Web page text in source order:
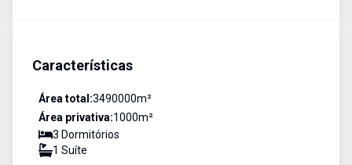
Características
Área total:3490000m²
Área privativa:1000m²
3 Dormitórios
1 Suíte